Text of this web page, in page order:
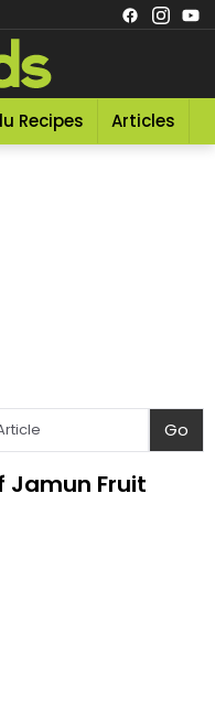
Recipes Articles
Jamun Fruit